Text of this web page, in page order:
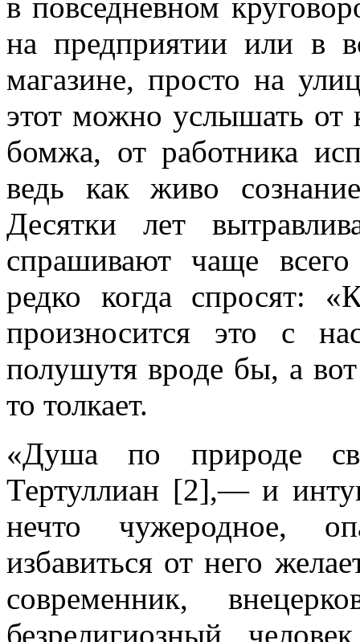
в повседневном
на предприятии или в
магазине, просто на
этот можно услышать от
бомжа, от работника
ведь как живо
Десятки лет
спрашивают чаще
редко когда спросят:
произносится это с
полушутя вроде бы, а
то толкает.
«Душа по природе
Тертуллиан [2],— и
нечто чужеродное,
избавиться от него
современник,
безрелигиозный